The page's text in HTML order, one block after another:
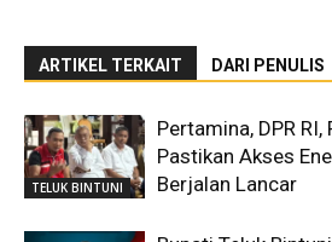
ARTIKEL TERKAIT DARI PENULIS
TELUK BINTUNI
Pertamina, DPR
Pastikan Akses
Berjalan Lancar